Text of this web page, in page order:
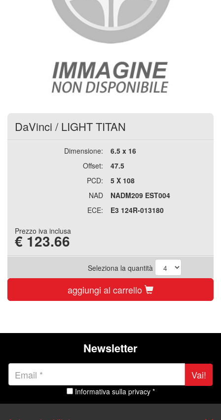
DaVinci / LIGHT TITAN
Dimensione:
6.5 x 16
Offset:
47.5
PCD:
5 X 108
NAD
NADM209 EST004
ECE:
E3 124R-013180
Prezzo iva inclusa
€ 123.66
Seleziona la quantità
aggiungi al carrello
Newsletter
Vai!
Informativa sulla privacy *